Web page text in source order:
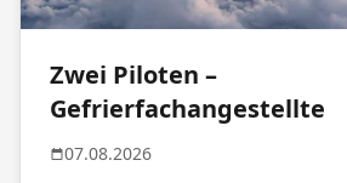
Zwei Piloten –
Gefrierfachangestellte
07.08.2026